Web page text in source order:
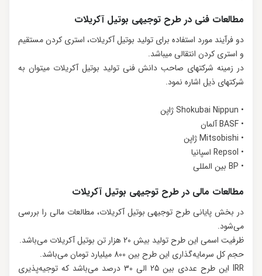
مطالعات فنی در طرح توجیهی بوتیل آکریلات
دو فرآیند مورد استفاده برای تولید بوتیل آکریلات، استری کردن مستقیم
و استری کردن انتقالی می‏باشد.
در زمینه شرکت‏های صاحب دانش فنی تولید بوتیل آکریلات می‏توان به
شرکت‏های ذیل اشاره نمود.
• Shokubai Nippun ژاپن
• BASF آلمان
• Mitsobishi ژاپن
• Repsol اسپانیا
• BP بین‏ المللی
مطالعات مالی در طرح توجیهی بوتیل آکریلات
در بخش پایانی طرح توجیهی بوتیل آکریلات، مطالعات مالی را بررسی
می‌‌شود.
ظرفیت اسمی این طرح تولید بیش 20 هزار تن بوتیل آکریلات می‌باشد.
حجم کل سرمایه‌گذاری این طرح بین 800 میلیارد تومان می‌باشد.
IRR این طرح عددی بین 25 الی 30 درصد می‌باشد که توجیه‌پذیری